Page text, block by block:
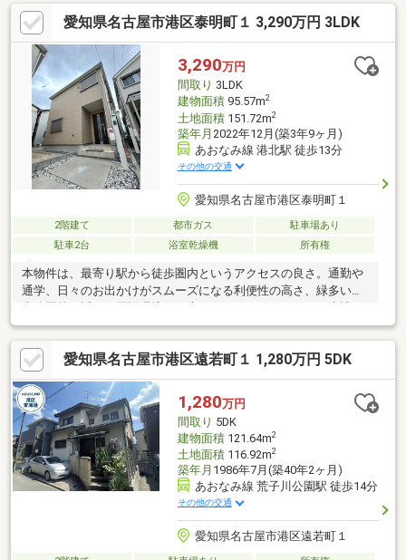
愛知県名古屋市港区泰明町１ 3,290万円 3LDK
3,290万円
間取り 3LDK
建物面積95.57m2
土地面積151.72m2
築年月 2022年12月(築3年9ヶ月)
あおなみ線 港北駅 徒歩13分
その他の交通
愛知県名古屋市港区泰明町１
2階建て 都市ガス
駐車場あり
駐車2台
浴室乾燥機 所有権
本物件は、最寄り駅から徒歩圏内というアクセスの良さ。通勤や
通学、日々のお出かけがスムーズになる利便性の高さ、緑多い土
リアでは再開発が進行しており、今後のさらなる発展が期待され
ている立地です。その他にも、近くには生活に便利な商業施設や
自然を感じられるスポットも充実しています。また、築年数が浅
い「築浅」物件であることも大きなポイントです。外観や室内は
大変きれいで清潔感にあふれており、新しめの設備や仕様が導入
されているため、入居したその日から快適でモダンな生活をスタ
ートできます。
愛知県名古屋市港区遠若町１ 1,280万円 5DK
1,280万円
間取り 5DK
建物面積121.64m2
土地面積116.92m2
築年月 1986年7月(築40年2ヶ月)
あおなみ線 荒子川公園駅 徒歩14分
その他の交通
愛知県名古屋市港区遠若町１